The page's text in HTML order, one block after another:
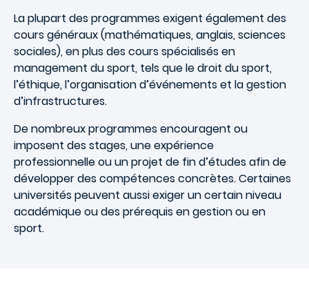
La plupart des programmes exigent également des
cours généraux (mathématiques, anglais, sciences
sociales), en plus des cours spécialisés en
management du sport, tels que le droit du sport,
l’éthique, l’organisation d’événements et la gestion
d’infrastructures.
De nombreux programmes encouragent ou
imposent des stages, une expérience
professionnelle ou un projet de fin d’études afin de
développer des compétences concrètes. Certaines
universités peuvent aussi exiger un certain niveau
académique ou des prérequis en gestion ou en
sport.